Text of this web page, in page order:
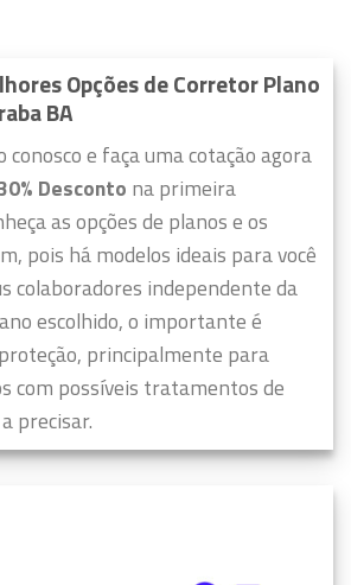
Opções de Corretor Plano
BA
e faça uma cotação agora
Desconto na primeira
as opções de planos e os
pois há modelos ideais para você
colaboradores independente da
escolhido, o importante é
principalmente para
com possíveis tratamentos de
precisar.